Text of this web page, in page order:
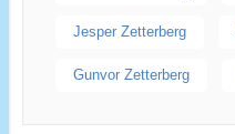
Jesper Zetterberg
Gunvor Zetterberg